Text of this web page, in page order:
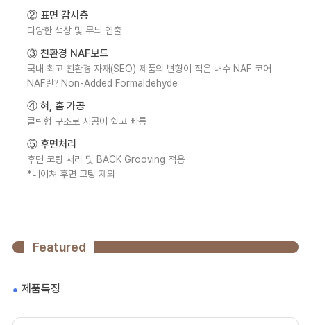
② 표면 감시층
다양한 색상 및 무늬 연출
③ 친환경 NAF보드
국내 최고 친환경 자재(SEO) 제품의 변형이 적은 내수 NAF 코어
NAF란? Non-Added Formaldehyde
④ 혀, 홈 가공
클릭형 구조로 시공이 쉽고 빠름
⑤ 후면처리
후면 코팅 처리 및 BACK Grooving 적용
*네이쳐 후면 코팅 제외
Featured
제품특징